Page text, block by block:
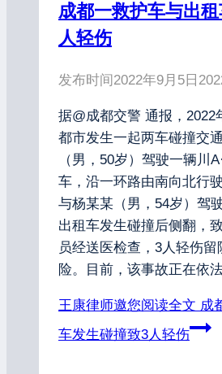
成都一救护车与出
人轻伤
发布时间2022年9月5日
据@成都交警 通报，2022
都市发生一起两车碰撞交
（男，50岁）驾驶一辆川
车，沿一环路由南向北行
与杨某某（男，54岁）驾
出租车发生碰撞后侧翻，
员经送医检查，3人轻伤
险。目前，该事故正在依
王康律师邀您阅读全文 成
车发生碰撞致3人轻伤